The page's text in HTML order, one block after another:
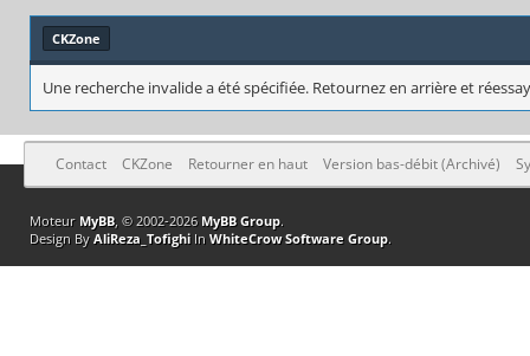
CKZone
Une recherche invalide a été spécifiée. Retournez en arrière et
Contact CKZone Retourner en haut Version bas-débit (Archivé)
Moteur MyBB, © 2002-2026 MyBB Group.
Design By AliReza_TofighiIn WhiteCrow Software Group.